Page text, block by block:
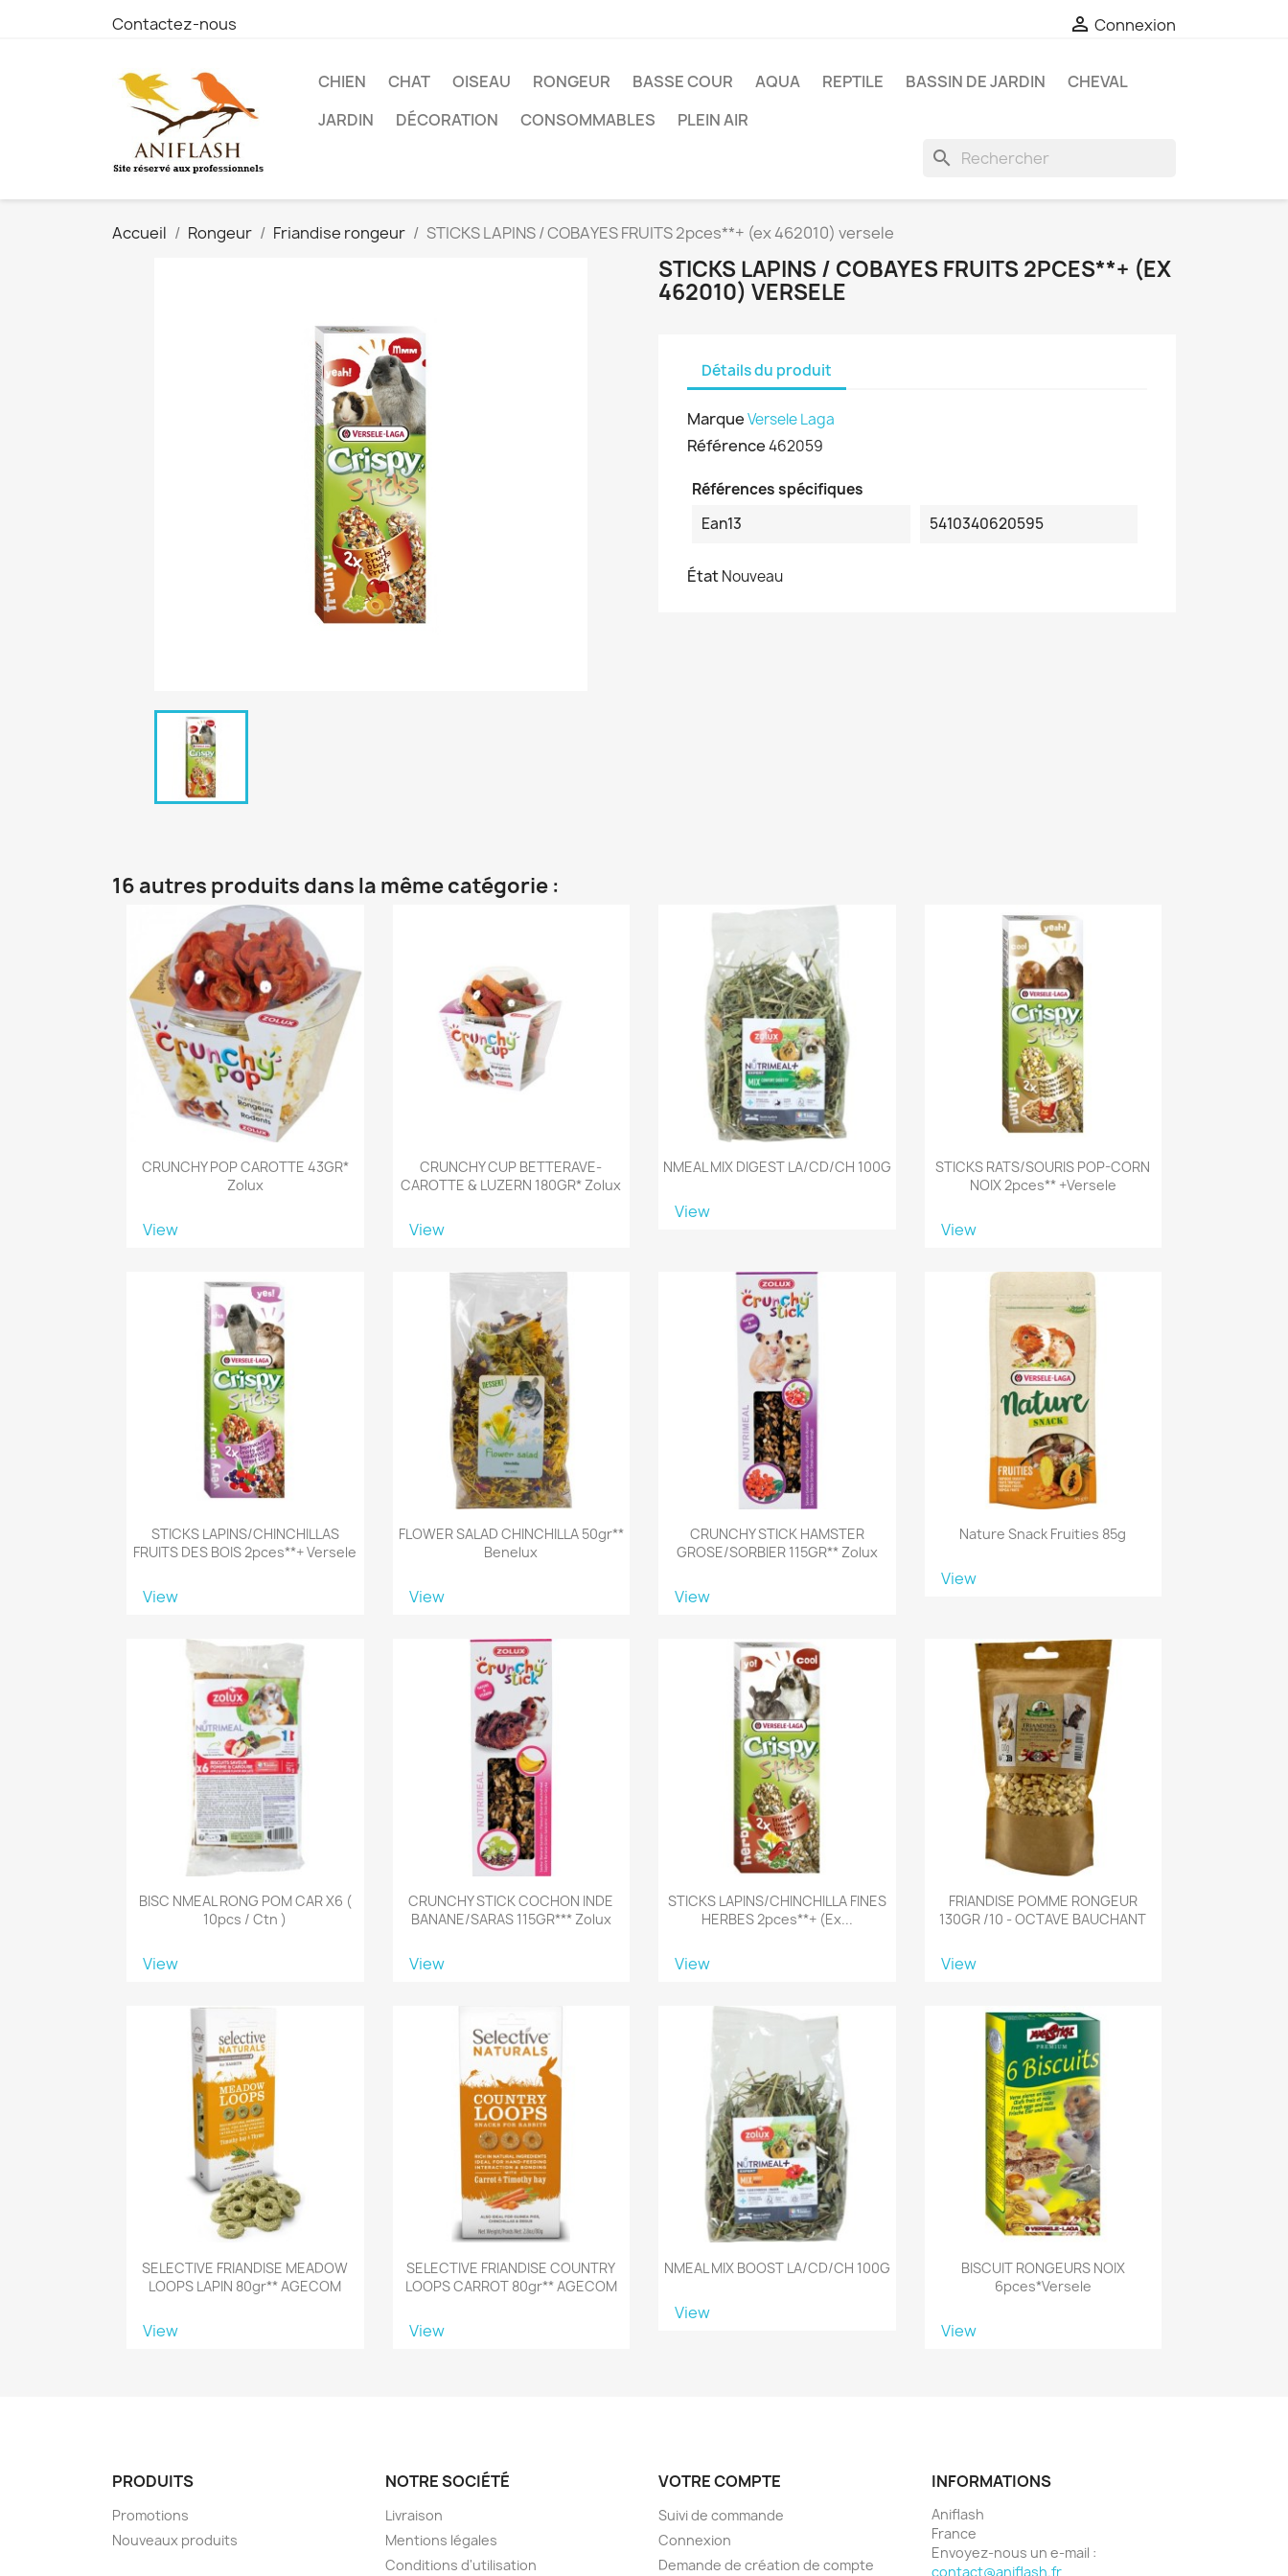
Contactez-nous  Connexion
CHIEN CHAT OISEAU RONGEUR BASSE COUR AQUA REPTILE BASSIN DE JARDIN
CHEVAL
JARDIN
DÉCORATION CONSOMMABLES PLEIN AIR
search
Accueil Rongeur Friandise rongeur STICKS LAPINS / COBAYES FRUITS 2pces**+ (ex 462010) versele
STICKS LAPINS / COBAYES FRUITS 2PCES**+ (EX
462010) VERSELE
Détails du produit
MarqueVersele Laga
Référence462059
Références spécifiques
Ean13
5410340620595
ÉtatNouveau
16 autres produits dans la même catégorie :
CRUNCHY POP CAROTTE 43GR*
Zolux
View
CRUNCHY CUP BETTERAVE-
CAROTTE & LUZERN 180GR* Zolux
View
NMEAL MIX DIGEST LA/CD/CH 100G
View
STICKS RATS/SOURIS POP-CORN
NOIX 2pces** +versele
View
STICKS LAPINS/CHINCHILLAS
FRUITS DES BOIS 2pces**+ Versele
View
FLOWER SALAD CHINCHILLA 50gr**
Benelux
View
CRUNCHY STICK HAMSTER
GROSE/SORBIER 115GR** Zolux
View
Nature Snack Fruities 85g
View
BISC NMEAL RONG POM CAR X6 (
10pcs / Ctn )
View
CRUNCHY STICK COCHON INDE
BANANE/SARAS 115GR*** Zolux
View
STICKS LAPINS/CHINCHILLA FINES
HERBES 2pces**+ (ex...
View
FRIANDISE POMME RONGEUR
130GR /10 - OCTAVE BAUCHANT
View
SELECTIVE FRIANDISE MEADOW
LOOPS LAPIN 80gr** AGECOM
View
SELECTIVE FRIANDISE COUNTRY
LOOPS CARROT 80gr** AGECOM
View
NMEAL MIX BOOST LA/CD/CH 100G
View
BISCUIT RONGEURS NOIX
6pces*versele
View
PRODUITS
Promotions
Nouveaux produits
NOTRE SOCIÉTÉ
Livraison
Mentions légales
Conditions d'utilisation
VOTRE COMPTE
Suivi de commande
Connexion
Demande de création de compte
INFORMATIONS
Aniflash
France
Envoyez-nous un e-mail :
contact@aniflash.fr